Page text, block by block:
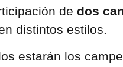
de dos
distintos estilos.
estarán los